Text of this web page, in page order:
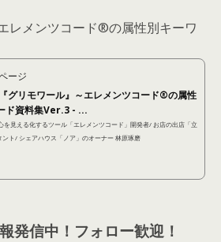
レメンツコード®の属性別キーワ
ージ
グリモワール』～エレメンツコード®の属性
ド資料集Ver.3 - ...
を見える化するツール「エレメンツコード」開発者/ お店の出店「立
ント/ シェアハウス「ノア」のオーナー 林原琢磨
発信中！フォロー歓迎！